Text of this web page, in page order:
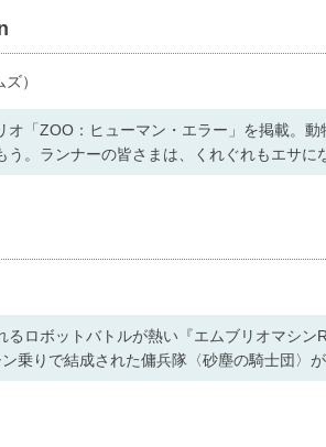
）
オ「ZOO：ヒューマン・エラー」を掲載。
う。ランナーの皆さまは、くれぐれもエサ
るロボットバトルが熱い『エムブリオマシ
乗りで結成された傭兵隊〈砂塵の騎士団〉